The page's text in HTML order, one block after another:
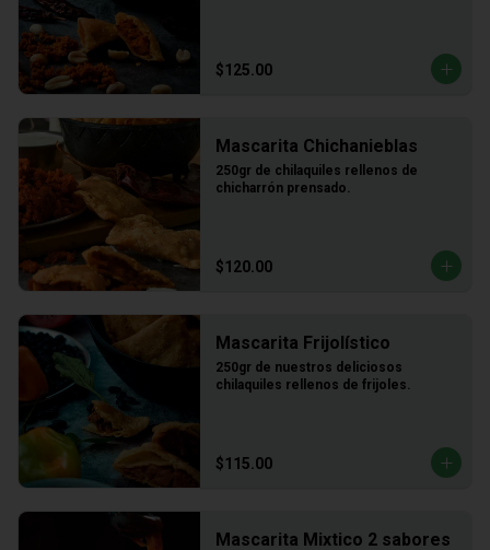
$125.00
Mascarita Chichanieblas
250gr de chilaquiles rellenos de
chicharrón prensado.
$120.00
Mascarita Frijolístico
250gr de nuestros deliciosos
chilaquiles rellenos de frijoles.
$115.00
Mascarita Mixtico 2 sabores